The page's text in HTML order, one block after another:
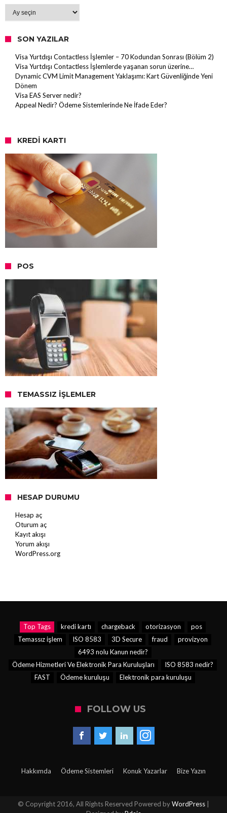
SON YAZILAR
Visa Yurtdışı Contactless İşlemler – 70 Kodundan Sonrası (Bölüm 2)
Visa Yurtdışı Contactless İşlemlerde yaşanan sorun üzerine…
Dynamic CVM Limit Management Yaklaşımı: Kart Güvenliğinde Yeni
Dönem
Visa EAS Server nedir?
Appeal Nedir? Ödeme Sistemlerinde Ne İfade Eder?
KREDI KARTI
POS
TEMASSIZ İŞLEMLER
HESAP DURUMU
Hesap aç
Oturum aç
Kayıt akışı
Yorum akışı
WordPress.org
Top Tags kredi kartı chargeback otorizasyon
pos
Temassız işlem
ISO 8583 3D Secure fraud
provizyon
6493 nolu Kanun nedir?
Ödeme Hizmetleri Ve Elektronik Para Kuruluşları
ISO 8583 nedir?
FAST
Ödeme kuruluşu Elektronik para kuruluşu
FOLLOW US
Hakkımda Ödeme Sistemleri Konuk Yazarlar Bize Yazın
© Copyright 2016, All Rights Reserved Powered byWordPress